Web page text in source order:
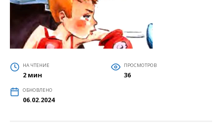
НА ЧТЕНИЕ
2 мин
ПРОСМОТРОВ
36
ОБНОВЛЕНО
06.02.2024